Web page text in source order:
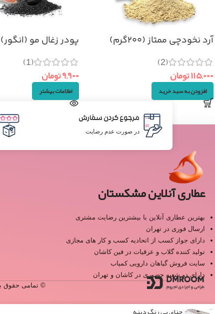
آرد نخودچی ممتاز (۲۰۰گرم)
(2)
۱۱۵,۰۰۰تومان
افزودن به سبد خرید
پودر زغال مو (انگور)۱۵۰ گرم
(1)
۹,۹۰۰تومان
اطلاعات بیشتر
مرجوع کردن سفارش
در صورت عدم رضایت
عطاری آنلاین مشکستان
بهترین عطاری آنلاین با بیشترین رضایت مشتری
ارسال فوری در تهران
دارای جواز کسب از اتحادیه کسب و کار های مجازی
تولید کننده گلاب و عرقیات در فین کاشان
سایت فروش گیاهان دارویی کمیاب
دارای دو شعبه حضوری در کاشان و تهران
© تمامی حقوق